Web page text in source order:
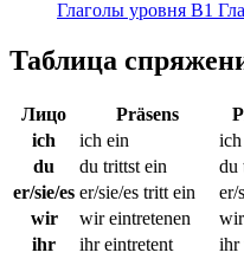
Глаголы уровня B1
Таблица
Лицо Präsens
ich
ich ein
ich
du
du trittst ein
du
er/sie/es er/sie/es tritt ein
er/
wir
wir eintretenen
ihr
ihr eintretent
ihr